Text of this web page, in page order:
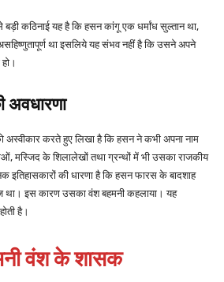
कठिनाई यह है कि हसन कांगू एक धर्मांध सुल्तान था,
था इसलिये यह संभव नहीं है कि उसने अपने
अवधारणा
करते हुए लिखा है कि हसन ने कभी अपना नाम
मस्जिद के शिलालेखों तथा ग्रन्थों में भी उसका राजकीय
इतिहासकारों की धारणा है कि हसन फारस के बादशाह
था। इस कारण उसका वंश बहमनी कहलाया। यह
है।
वंश के शासक